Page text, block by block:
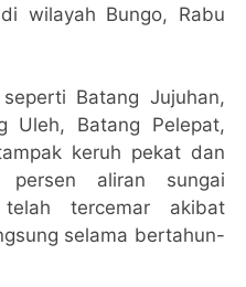
wilayah Bungo, Rabu
Batang Jujuhan,
Uleh, Batang Pelepat,
keruh pekat dan
persen aliran sungai
tercemar akibat
selama bertahun-